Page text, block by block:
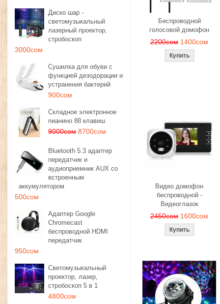
Диско шар -
светомузыкальный
лазерный проектор,
стробоскоп
3000сом
Сушилка для обуви с
функцией дезодорации и
устранения бактерий
900сом
Складное электронное
пианино 88 клавиш
9000сом 8700сом
Bluetooth 5.3 адаптер
передатчик и
аудиоприемник AUX со
встроенным
аккумулятором
500сом
Адаптер Google
Chromecast
беспроводной HDMI
передатчик
950сом
Светомузыкальный
проектор, лазер,
стробоскоп 5 в 1
4800сом
Беспроводной
голосовой домофон
2200сом 1400сом
Видео домофон
беспроводной -
Видеоглазок
2450сом 1600сом